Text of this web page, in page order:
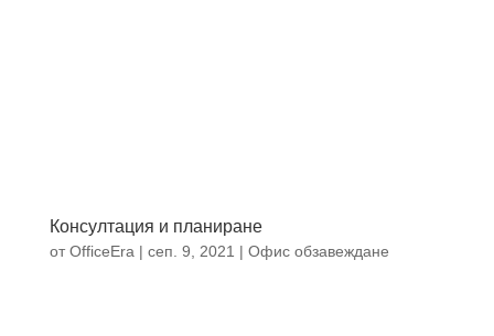
Консултация и планиране
отOfficeEra | сеп. 9, 2021 | Офис обзавеждане